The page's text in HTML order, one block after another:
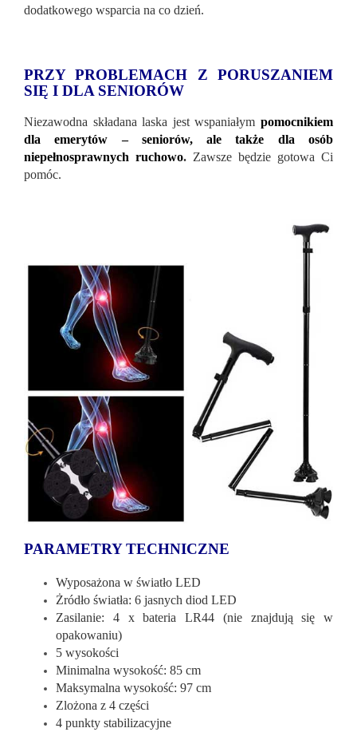
dodatkowego wsparcia na co dzień.
PRZY PROBLEMACH Z PORUSZANIEM
SIĘ I DLA SENIORÓW
Niezawodna składana laska jest wspaniałym pomocnikiem
dla emerytów – seniorów, ale także dla osób
niepełnosprawnych ruchowo. Zawsze będzie gotowa Ci
pomóc.
PARAMETRY TECHNICZNE
Wyposażona w światło LED
Żródło światła: 6 jasnych diod LED
Zasilanie: 4 x bateria LR44 (nie znajdują się w
opakowaniu)
5 wysokości
Minimalna wysokość: 85 cm
Maksymalna wysokość: 97 cm
Zlożona z 4 części
4 punkty stabilizacyjne